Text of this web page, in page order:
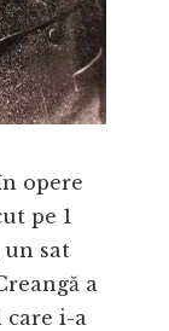
opere
pe 1
un sat
a
i-a